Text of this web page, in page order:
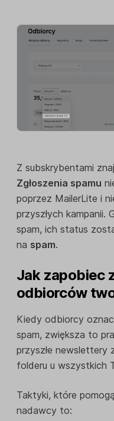
Z subskrybentami
Zgłoszenia spamu
poprzez MailerLite i
przyszłych kampanii.
spam, ich status
na spam.
Jak zapobiec
odbiorców
Kiedy odbiorcy
spam, zwiększa to
przyszłe newslettery
folderu u wszystkich
Taktyki, które
nadawcy to: